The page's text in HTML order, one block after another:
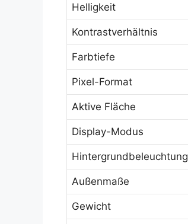
Helligkeit
Kontrastverhältnis
Farbtiefe
Pixel-Format
Aktive Fläche
Display-Modus
Hintergrundbeleuchtung
Außenmaße
Gewicht